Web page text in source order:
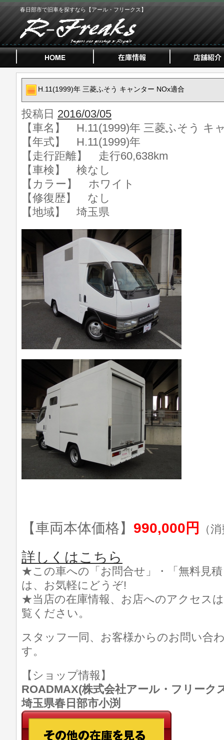
春日部市で旧車を探すなら【アール・フリークス】
H.11(1999)年 三菱ふそう キャンター NOx適合
投稿日 2016/03/05
【車名】 H.11(1999)年 三菱ふそう キ
【年式】 H.11(1999)年
【走行距離】 走行60,638km
【車検】 検なし
【カラー】 ホワイト
【修復歴】 なし
【地域】 埼玉県
【車両本体価格】 990,000円 （
詳しくはこちら
★この車への「お問合せ」・「無料見
は、お気軽にどうぞ!
★当店の在庫情報、お店へのアクセス
覧ください。
スタッフ一同、お客様からのお問い合
す。
【ショップ情報】
ROADMAX(株式会社アール・フリー
埼玉県春日部市小渕